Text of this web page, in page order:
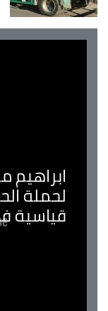
ابراهيم
لحملة
قياسية